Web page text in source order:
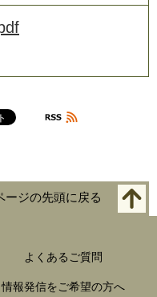
ージの先頭に戻る
よくあるご質問
情報発信をご希望の方へ